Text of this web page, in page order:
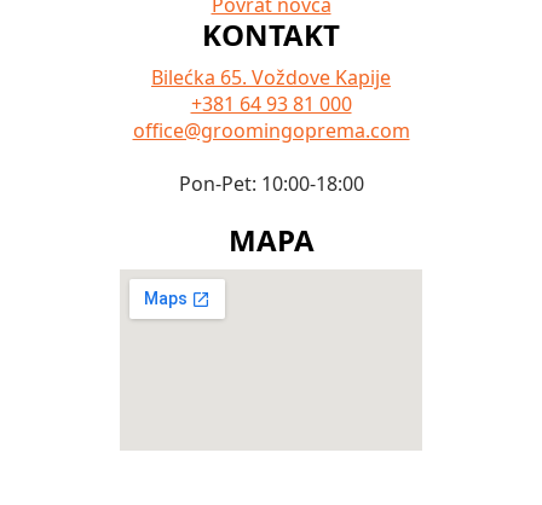
KONTAKT
Bilećka 65. Voždove Kapije
+381 64 93 81 000
office@groomingoprema.com
Pon-Pet: 10:00-18:00
MAPA